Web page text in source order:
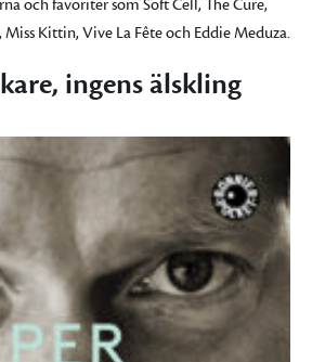
och favoriter som Soft Cell, The Cure,
Miss Kittin, Vive La Fête och Eddie Meduza.
ingens älskling